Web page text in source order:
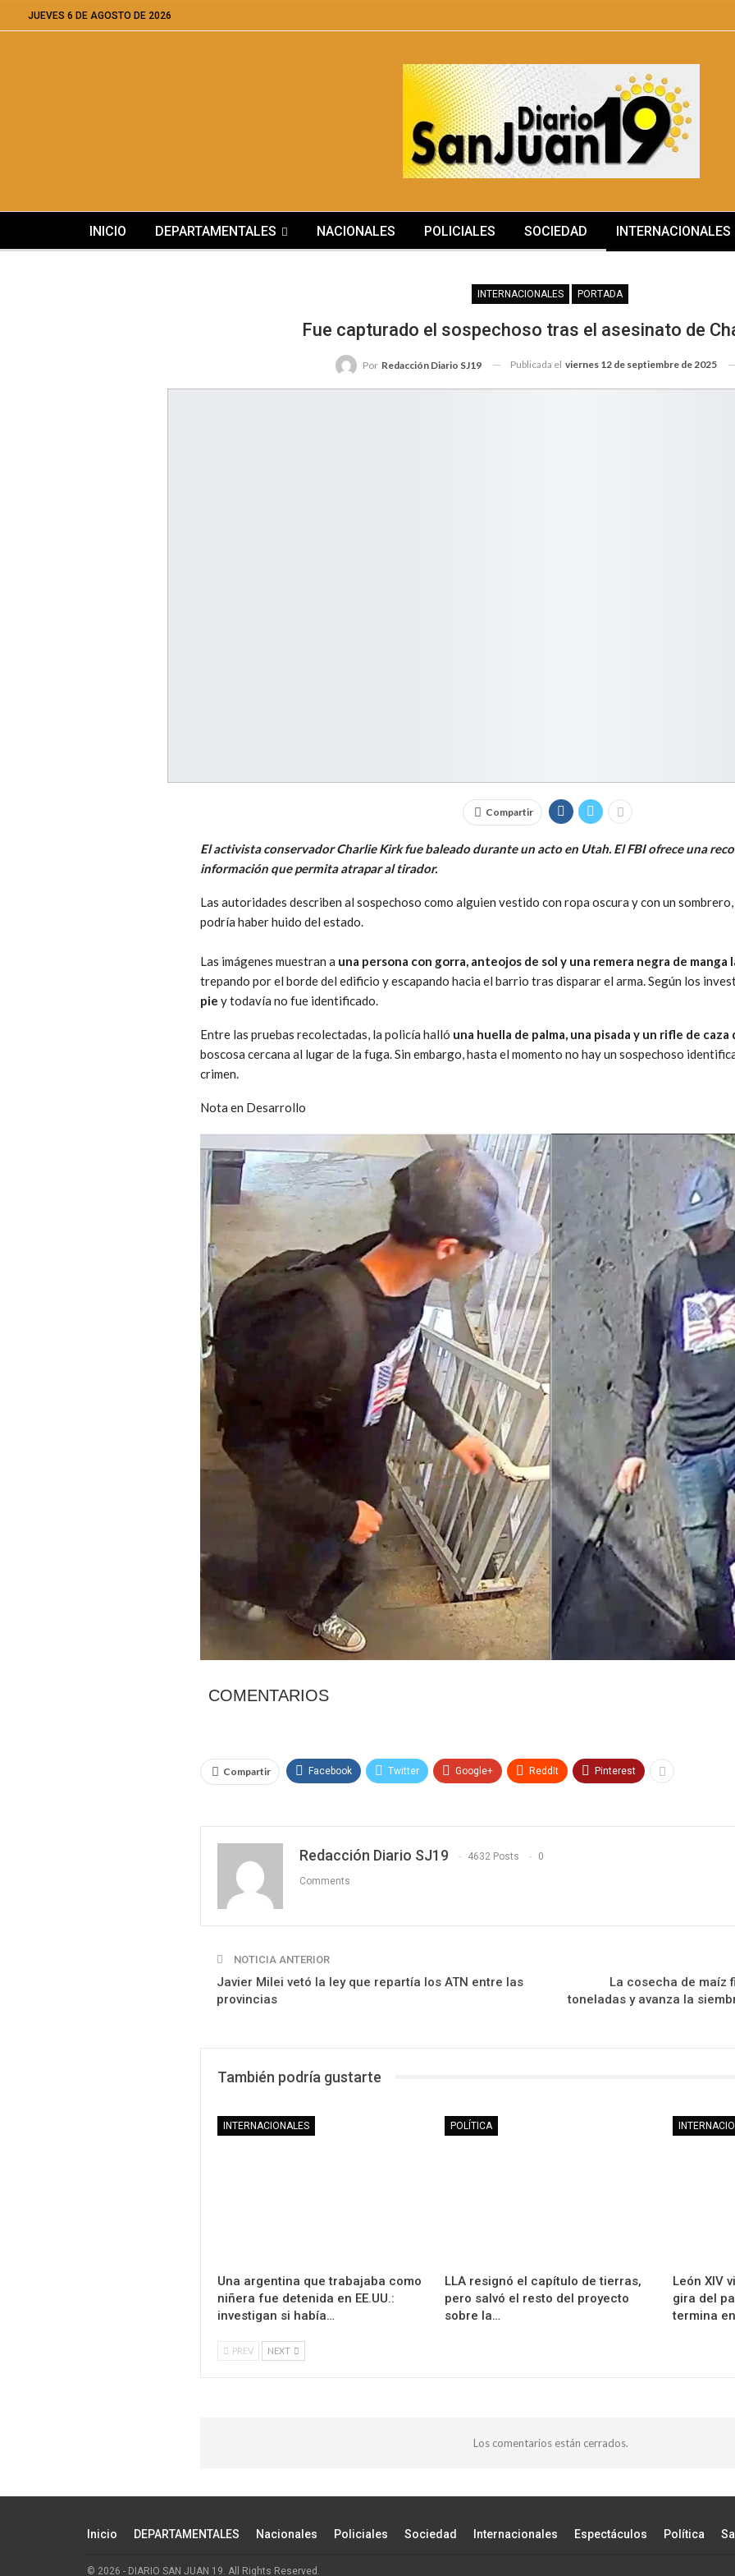
JUEVES 6 DE AGOSTO DE 2026
INICIO DEPARTAMENTALES NACIONALES POLICIALES SOCIEDAD INTERNACIONALES
INTERNACIONALES PORTADA
Fue capturado el sospechoso tras el asesinato de
Por Redacción Diario SJ19 Publicada el viernes 12 de septiembre de 2025
Compartir
El activista conservador Charlie Kirk fue baleado durante un acto en Utah. El FBI ofrece una
información que permita atrapar al tirador.
Las autoridades describen al sospechoso como alguien vestido con ropa oscura y con un
podría haber huido del estado.
Las imágenes muestran a una persona con gorra, anteojos de sol y una remera negra de manga
trepando por el borde del edificio y escapando hacia el barrio tras disparar el arma. Según los
piey todavía no fue identificado.
Entre las pruebas recolectadas, la policía halló una huella de palma, una pisada y un rifle de
boscosa cercana al lugar de la fuga. Sin embargo, hasta el momento no hay un sospechoso
crimen.
Nota en Desarrollo
COMENTARIOS
Compartir Facebook Twitter Google+ ReddIt Pinterest
Redacción Diario SJ19 4632 Posts 0
Comments
NOTICIA ANTERIOR
Javier Milei vetó la ley que repartía los ATN entre las
provincias
La cosecha de maíz
toneladas y avanza la
También podría gustarte
INTERNACIONALES
Una argentina que trabajaba como
niñera fue detenida en EE.UU.:
investigan si había…
POLÍTICA
LLA resignó el capítulo de tierras,
pero salvó el resto del proyecto
sobre la…
León XIV
gira del
termina
PREV NEXT
Los comentarios están cerrados.
Inicio DEPARTAMENTALES Nacionales Policiales Sociedad Internacionales Espectáculos Política
© 2026 - DIARIO SAN JUAN 19. All Rights Reserved.